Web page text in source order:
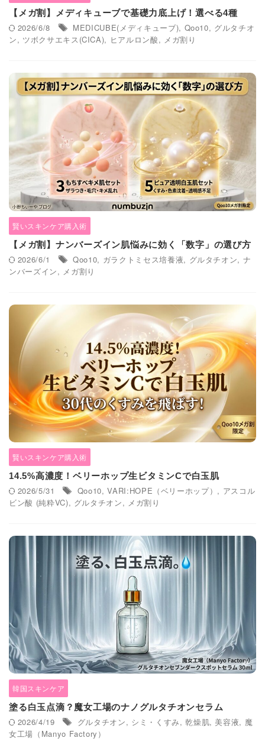
【メガ割】メディキューブで基礎力底上げ！選べる4種
2026/6/8 MEDICUBE(メディキューブ), Qoo10, グルタチオ
ン, ツボクサエキス(CICA), ヒアルロン酸, メガ割り
賢いスキンケア購入術
【メガ割】ナンバーズイン肌悩みに効く「数字」の選び方
2026/6/1 Qoo10, ガラクトミセス培養液, グルタチオン, ナ
ンバーズイン, メガ割り
賢いスキンケア購入術
14.5%高濃度！ベリーホップ生ビタミンCで白玉肌
2026/5/31 Qoo10,VARI:HOPE（ベリーホップ） , アスコル
ビン酸 (純粋VC), グルタチオン, メガ割り
韓国スキンケア
塗る白玉点滴？魔女工場のナノグルタチオンセラム
2026/4/19 グルタチオン, シミ・くすみ,乾燥肌, 美容液, 魔
女工場（Manyo Factory）